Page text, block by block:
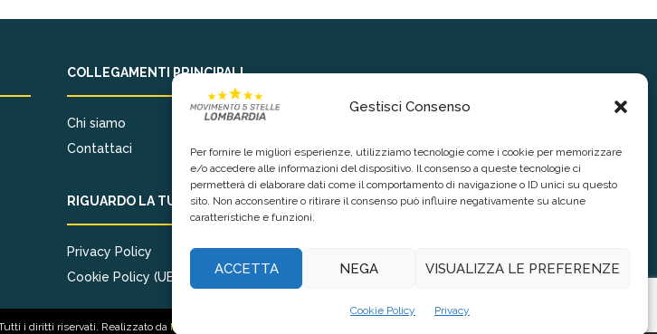
Gestisci Consenso
Per fornire le migliori esperienze, utilizziamo tecnologie come i cookie per memorizzare
e/o accedere alle informazioni del dispositivo. Il consenso a queste tecnologie ci
permetterà di elaborare dati come il comportamento di navigazione o ID unici su questo
sito. Non acconsentire o ritirare il consenso può influire negativamente su alcune
caratteristiche e funzioni.
ACCETTA NEGA VISUALIZZA LE PREFERENZE
Cookie Policy Privacy
COLLEGAMENTI PRINCIPALI
Chi siamo
Contattaci
RIGUARDO LA TUA PRIVACY
Privacy Policy
Cookie Policy (UE)
i diritti riservati. Realizzato da Mediameticamente